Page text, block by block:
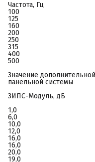
Частота, Гц
100
125
160
200
250
315
400
500
Значение
панельной системы
ЗИПС-Модуль, дБ
1,0
6,0
10,0
12,0
16,0
16,0
20,0
19,0